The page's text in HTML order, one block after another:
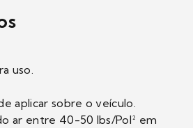
uso.
aplicar sobre o veículo.
ar entre 40-50 lbs/Pol² em